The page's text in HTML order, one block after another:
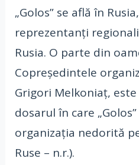
„Golos” se află în
reprezentanți
Rusia. O parte din
Copreședintele
Grigori Melkoniaț,
dosarul în care
organizația nedorită
Ruse – n.r.).